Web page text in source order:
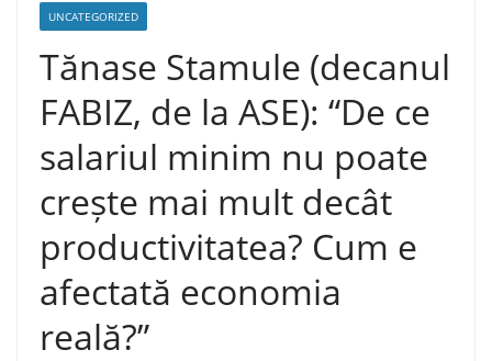
UNCATEGORIZED
Tănase Stamule (decanul
FABIZ, de la ASE): “De ce
salariul minim nu poate
crește mai mult decât
productivitatea? Cum e
afectată economia
reală?”